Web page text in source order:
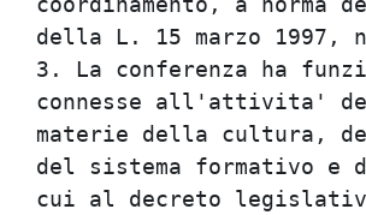
della L.
3. La conferenza
connesse
materie della
del sistema
cui al decreto